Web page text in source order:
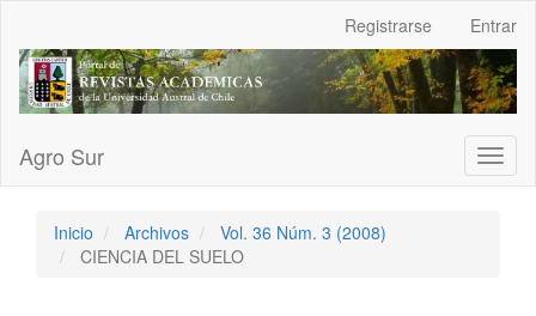
Contenido
principal
Barra
Registrarse Entrar
Agro Sur
Inicio Archivos
Vol. 36 Núm. 3 (2008)
CIENCIA DEL SUELO